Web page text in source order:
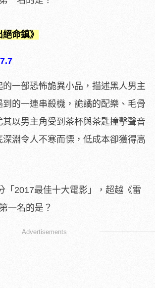
絕命鎮》
7.7
一部恐怖詭異小品，描述黑人男主
到的一連串殺機，詭譎的配樂、毛骨
以男主角受到茶杯與茶匙撞擊聲音
淵令人不寒而慄，低成本卻獲得高
Advertisements